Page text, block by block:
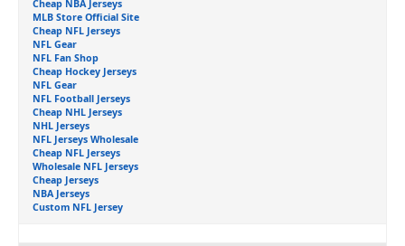
Cheap NBA Jerseys
MLB Store Official Site
Cheap NFL Jerseys
NFL Gear
NFL Fan Shop
Cheap Hockey Jerseys
NFL Gear
NFL Football Jerseys
Cheap NHL Jerseys
NHL Jerseys
NFL Jerseys Wholesale
Cheap NFL Jerseys
Wholesale NFL Jerseys
Cheap Jerseys
NBA Jerseys
Custom NFL Jersey